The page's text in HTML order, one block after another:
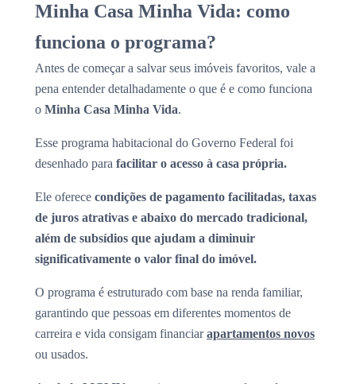
Minha Casa Minha Vida: como
funciona o programa?
Antes de começar a salvar seus imóveis favoritos, vale a
pena entender detalhadamente o que é e como funciona
o Minha Casa Minha Vida.
Esse programa habitacional do Governo Federal foi
desenhado para facilitar o acesso à casa própria.
Ele oferece condições de pagamento facilitadas, taxas
de juros atrativas e abaixo do mercado tradicional,
além de subsídios que ajudam a diminuir
significativamente o valor final do imóvel.
O programa é estruturado com base na renda familiar,
garantindo que pessoas em diferentes momentos de
carreira e vida consigam financiarapartamentos novos
ou usados.